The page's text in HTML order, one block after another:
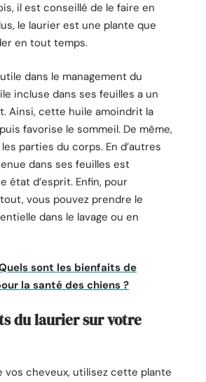
il est conseillé de le faire en
le laurier est une plante que
en tout temps.
dans le management du
incluse dans ses feuilles a un
Ainsi, cette huile amoindrit la
favorise le sommeil. De même,
parties du corps. En d’autres
dans ses feuilles est
état d’esprit. Enfin, pour
vous pouvez prendre le
dans le lavage ou en
sont les bienfaits de
la santé des chiens ?
du laurier sur votre
vos cheveux, utilisez cette plante